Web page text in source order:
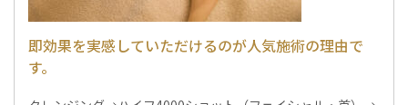
即効果を実感していただけるのが人気施術の理由で
す。